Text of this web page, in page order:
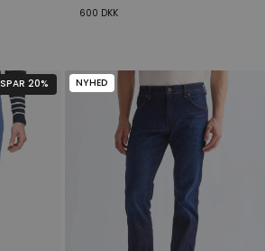
600 DKK
SPAR 20% NYHED